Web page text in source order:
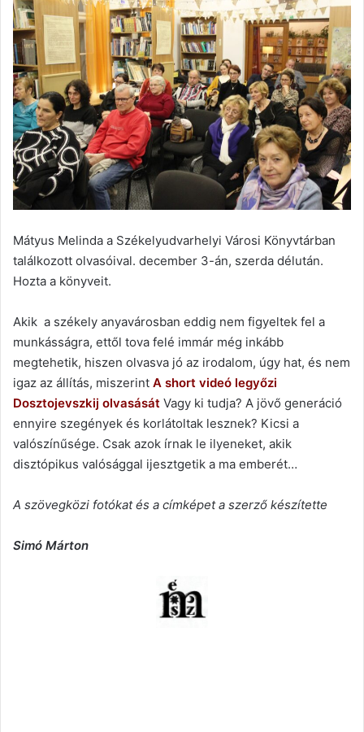
Mátyus Melinda a Székelyudvarhelyi Városi Könyvtárban
találkozott olvasóival. december 3-án, szerda délután.
Hozta a könyveit.
Akik a székely anyavárosban eddig nem figyeltek fel a
munkásságra, ettől tova felé immár még inkább
megtehetik, hiszen olvasva jó az irodalom, úgy hat, és nem
igaz az állítás, miszerint A short videó legyőzi
Dosztojevszkij olvasását Vagy ki tudja? A jövő generáció
ennyire szegények és korlátoltak lesznek? Kicsi a
valószínűsége. Csak azok írnak le ilyeneket, akik
disztópikus valósággal ijesztgetik a ma emberét…
A szövegközi fotókat és a címképet a szerző készítette
Simó Márton